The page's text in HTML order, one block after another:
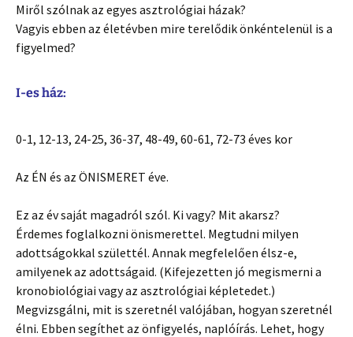
Miről szólnak az egyes asztrológiai házak?
Vagyis ebben az életévben mire terelődik önkéntelenül is a
figyelmed?
I-es ház:
0-1, 12-13, 24-25, 36-37, 48-49, 60-61, 72-73 éves kor
Az ÉN és az ÖNISMERET éve.
Ez az év saját magadról szól. Ki vagy? Mit akarsz?
Érdemes foglalkozni önismerettel. Megtudni milyen
adottságokkal születtél. Annak megfelelően élsz-e,
amilyenek az adottságaid. (Kifejezetten jó megismerni a
kronobiológiai vagy az asztrológiai képletedet.)
Megvizsgálni, mit is szeretnél valójában, hogyan szeretnél
élni. Ebben segíthet az önfigyelés, naplóírás. Lehet, hogy